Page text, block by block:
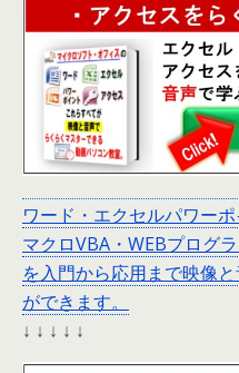
ワード・エクセルパワー
マクロVBA・WEBプログ
を入門から応用まで映像
ができます。
↓ ↓ ↓ ↓ ↓